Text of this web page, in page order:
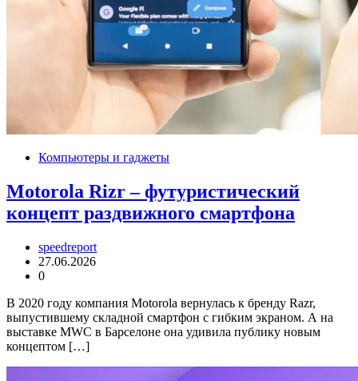
Компьютеры и гаджеты
Motorola Rizr – футуристический
концепт раздвижного смартфона
speedreport
27.06.2026
0
В 2020 году компания Motorola вернулась к бренду Razr,
выпустившему складной смартфон с гибким экраном. А на
выставке MWC в Барселоне она удивила публику новым
концептом […]